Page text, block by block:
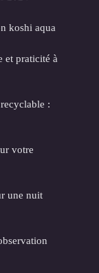
koshi aqua
et praticité à
:
votre
une nuit